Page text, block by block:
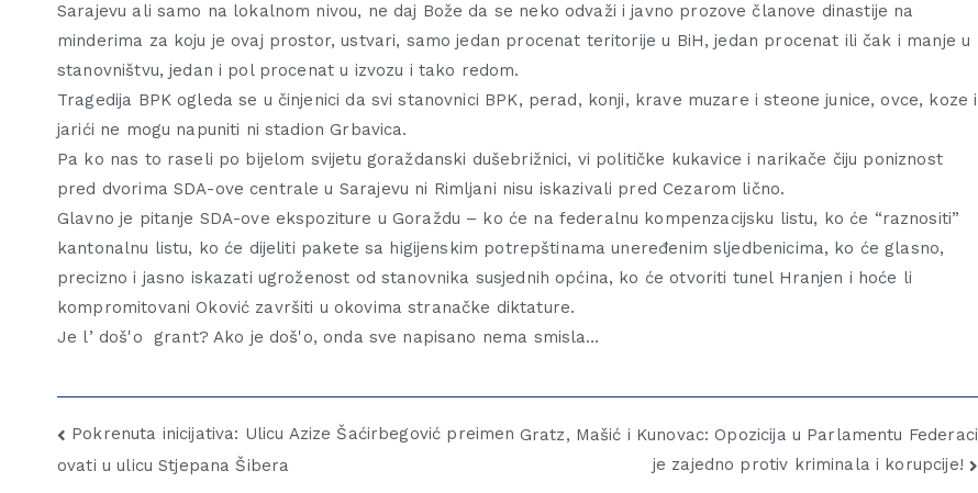
Sarajevu ali samo na lokalnom nivou, ne daj Bože da se neko odvaži i javno prozove članove dinastije na
minderima za koju je ovaj prostor, ustvari, samo jedan procenat teritorije u BiH, jedan procenat ili čak i manje u
stanovništvu, jedan i pol procenat u izvozu i tako redom.
Tragedija BPK ogleda se u činjenici da svi stanovnici BPK, perad, konji, krave muzare i steone junice, ovce, koze i
jarići ne mogu napuniti ni stadion Grbavica.
Pa ko nas to raseli po bijelom svijetu goraždanski dušebrižnici, vi političke kukavice i narikače čiju poniznost
pred dvorima SDA-ove centrale u Sarajevu ni Rimljani nisu iskazivali pred Cezarom lično.
Glavno je pitanje SDA-ove ekspoziture u Goraždu – ko će na federalnu kompenzacijsku listu, ko će “raznositi”
kantonalnu listu, ko će dijeliti pakete sa higijenskim potrepštinama uneređenim sljedbenicima, ko će glasno,
precizno i jasno iskazati ugroženost od stanovnika susjednih općina, ko će otvoriti tunel Hranjen i hoće li
kompromitovani Oković završiti u okovima stranačke diktature.
Je l’ doš'o grant? Ako je doš'o, onda sve napisano nema smisla…
Pokrenuta inicijativa: Ulicu Azize Šaćirbegović preimen
ovati u ulicu Stjepana Šibera
Gratz, Mašić i Kunovac: Opozicija u Parlamentu Federaci
je zajedno protiv kriminala i korupcije!